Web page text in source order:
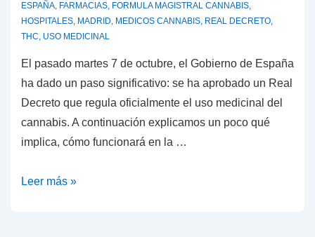
ESPAÑA, FARMACIAS, FORMULA MAGISTRAL CANNABIS,
HOSPITALES, MADRID, MEDICOS CANNABIS, REAL DECRETO,
THC, USO MEDICINAL
El pasado martes 7 de octubre, el Gobierno de España
ha dado un paso significativo: se ha aprobado un Real
Decreto que regula oficialmente el uso medicinal del
cannabis. A continuación explicamos un poco qué
implica, cómo funcionará en la …
España
Leer más »